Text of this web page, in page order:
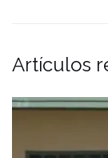
Artículos